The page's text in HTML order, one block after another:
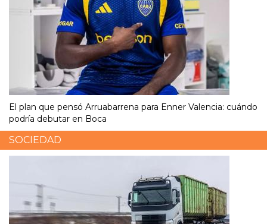
El plan que pensó Arruabarrena para Enner Valencia: cuándo
podría debutar en Boca
SOCIEDAD